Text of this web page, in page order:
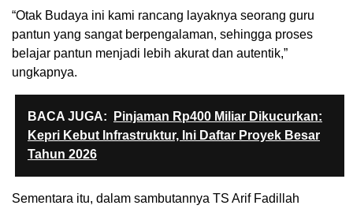
“Otak Budaya ini kami rancang layaknya seorang guru
pantun yang sangat berpengalaman, sehingga proses
belajar pantun menjadi lebih akurat dan autentik,”
ungkapnya.
BACA JUGA:
Pinjaman Rp400 Miliar Dikucurkan:
Kepri Kebut Infrastruktur, Ini Daftar Proyek Besar
Tahun 2026
Sementara itu, dalam sambutannya TS Arif Fadillah